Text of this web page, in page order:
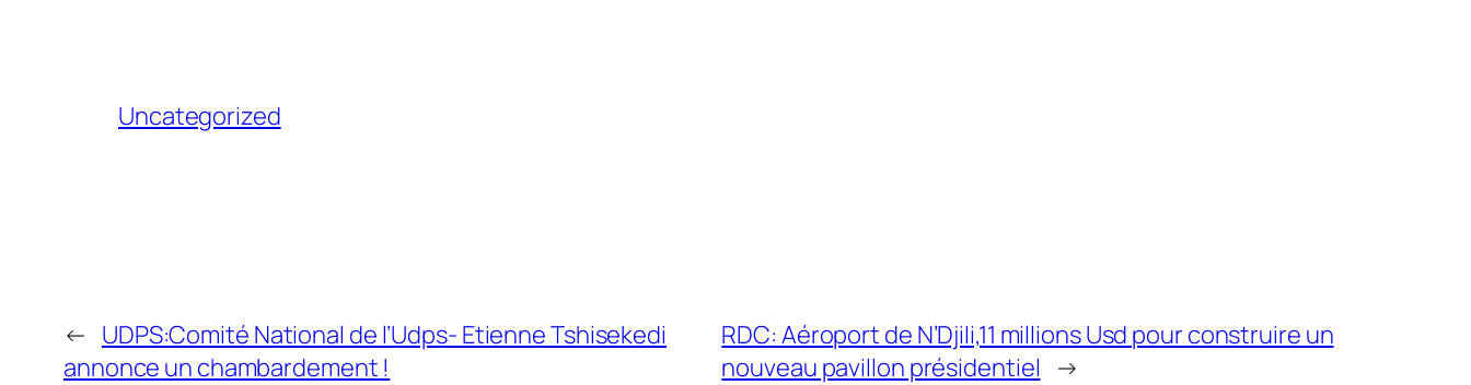
Uncategorized
← UDPS:Comité National de l’Udps- Etienne Tshisekedi
annonce un chambardement !
RDC: Aéroport de N’Djili,11 millions Usd pour construire un
nouveau pavillon présidentiel →